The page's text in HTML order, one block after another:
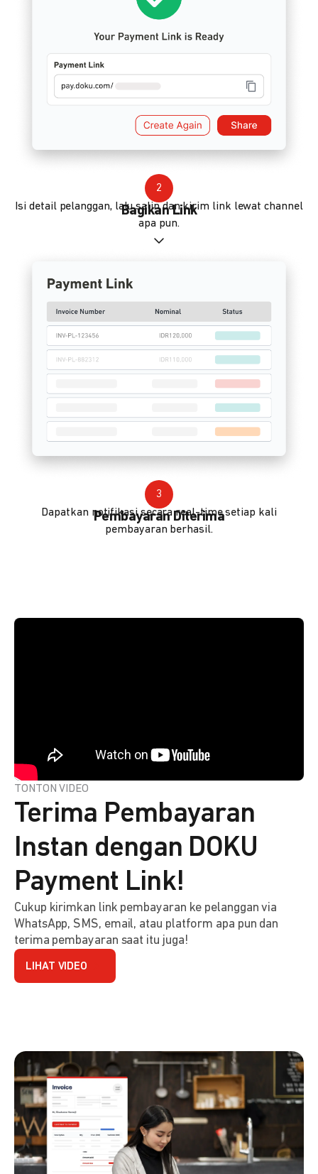
2
Bagikan Link
Isi detail pelanggan, lalu salin dan kirim link lewat channel
apa pun.
3
Pembayaran Diterima
Dapatkan notifikasi secara real-time setiap kali
pembayaran berhasil.
TONTON VIDEO
Terima Pembayaran
Instan dengan DOKU
Payment Link!
Cukup kirimkan link pembayaran ke pelanggan via
WhatsApp, SMS, email, atau platform apa pun dan
terima pembayaran saat itu juga!
LIHAT VIDEO